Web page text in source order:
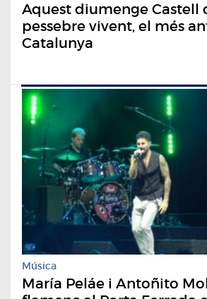
Aquest diumenge Castell
pessebre vivent, el més
Catalunya
Música
María Peláe i Antoñito